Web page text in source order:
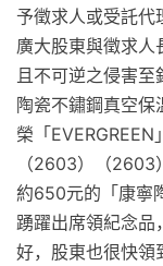
予徵求人或受託代
廣大股東與徵求人
且不可逆之侵害至
陶瓷不鏽鋼真空
榮「
（2603）（2603
約650元的「康寧
踴躍出席領紀念品
好，股東也很快領